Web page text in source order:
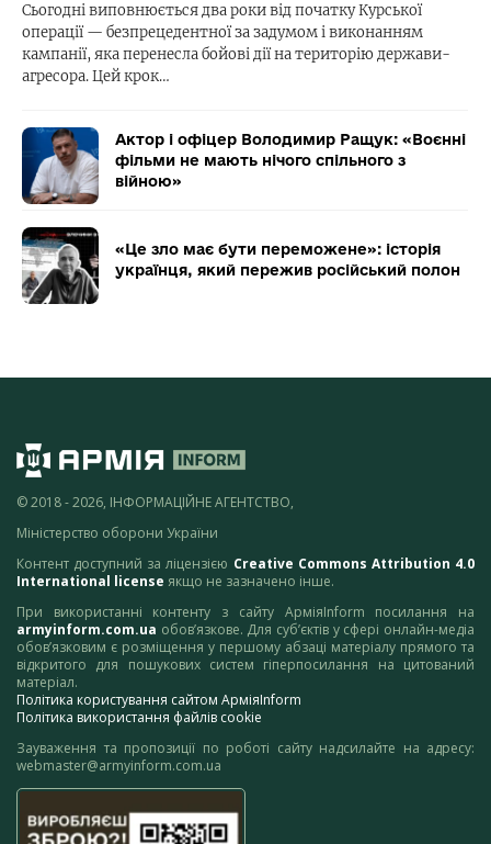
Сьогодні виповнюється два роки від початку Курської
операції — безпрецедентної за задумом і виконанням
кампанії, яка перенесла бойові дії на територію держави-
агресора. Цей крок…
Актор і офіцер Володимир Ращук: «Воєнні
фільми не мають нічого спільного з
війною»
«Це зло має бути переможене»: історія
українця, який пережив російський полон
© 2018 - 2026, ІНФОРМАЦІЙНЕ АГЕНТСТВО,
Міністерство оборони України
Контент доступний за ліцензією Creative Commons Attribution 4.0
International license якщо не зазначено інше.
При використанні контенту з сайту АрміяInform посилання на
armyinform.com.ua обов’язкове. Для суб’єктів у сфері онлайн-медіа
обов’язковим є розміщення у першому абзаці матеріалу прямого та
відкритого для пошукових систем гіперпосилання на цитований
матеріал.
Політика користування сайтом АрміяInform
Політика використання файлів cookie
Зауваження та пропозиції по роботі сайту надсилайте на адресу:
webmaster@armyinform.com.ua